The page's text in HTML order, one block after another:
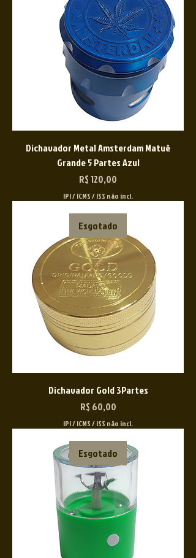
Dichavador Metal Amsterdam Matuê
Grande 5 Partes Azul
Preço
R$ 120,00
IPI / ICMS / ISS não incl.
Esgotado
Dichavador Gold 3Partes
Preço
R$ 60,00
IPI / ICMS / ISS não incl.
Esgotado